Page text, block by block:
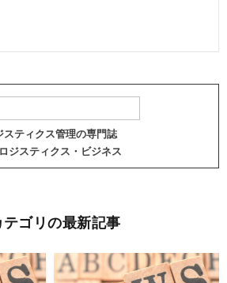
スティクス管理の専門誌
ジスティクス・ビジネス
テゴリの最新記事